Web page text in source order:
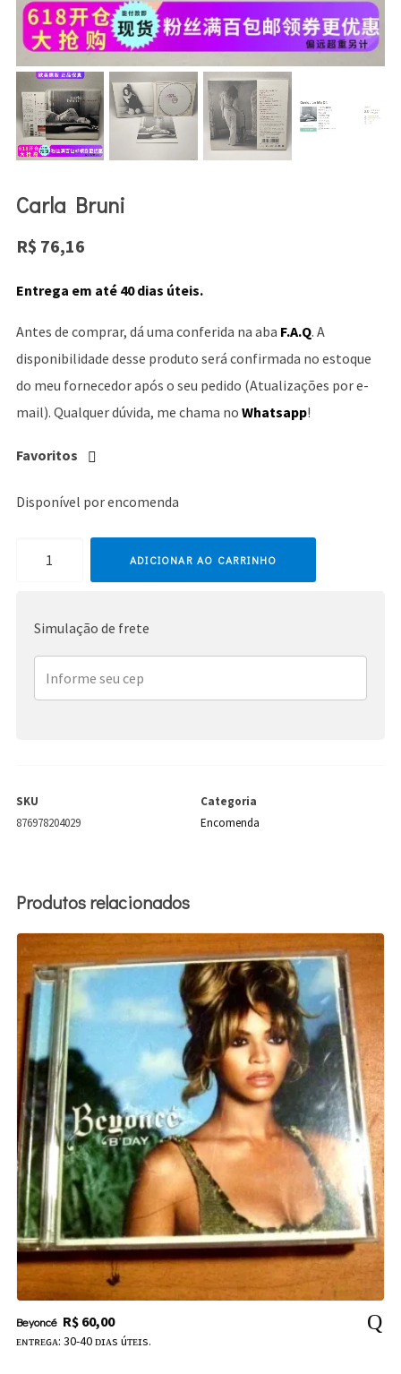
Carla Bruni
R$ 76,16
Entrega em até 40 dias úteis.
Antes de comprar, dá uma conferida na aba F.A.Q. A
disponibilidade desse produto será confirmada no estoque
do meu fornecedor após o seu pedido (Atualizações por e-
mail). Qualquer dúvida, me chama no Whatsapp!
Favoritos
Disponível por encomenda
ADICIONAR AO CARRINHO
Simulação de frete
SKU
876978204029
Categoria
Encomenda
Produtos relacionados
Beyoncé R$60,00
ᴇɴᴛʀᴇɢᴀ: 30-40 ᴅɪᴀs úᴛᴇɪs.